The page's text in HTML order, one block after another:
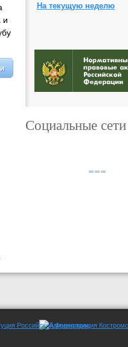
и
На текущую неделю
Социальные сети